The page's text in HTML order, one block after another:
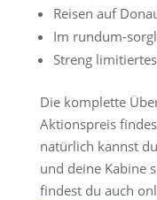
Reisen auf
Im rundum-
Streng
Die komplette
Aktionspreis
natürlich kannst
und deine Kabine
findest du auch